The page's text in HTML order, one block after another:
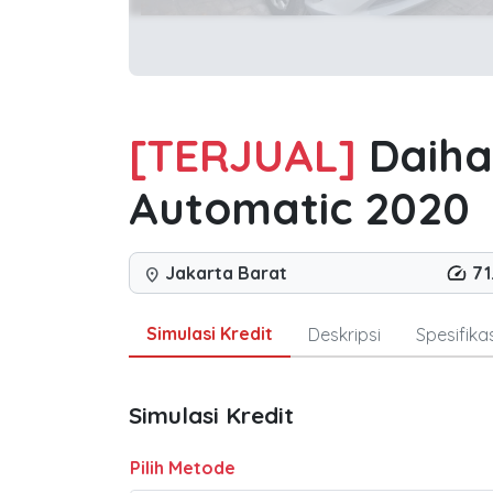
[TERJUAL]
Automatic 2020
location_on Jakarta Barat
Simulasi Kredit Deskripsi
Simulasi Kredit
Pilih Metode